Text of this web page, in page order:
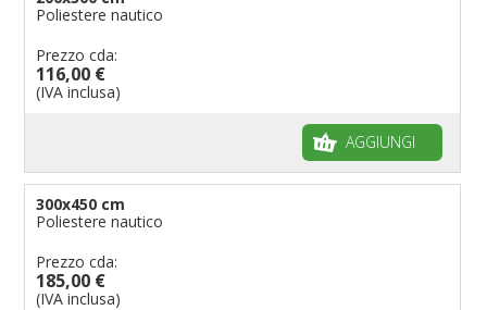
Poliestere nautico
Prezzo cda:
116,00 €
(IVA inclusa)
AGGIUNGI
300x450 cm
Poliestere nautico
Prezzo cda:
185,00 €
(IVA inclusa)